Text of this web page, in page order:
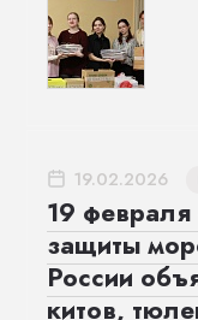
19.02.2026
19
защиты
России
китов,